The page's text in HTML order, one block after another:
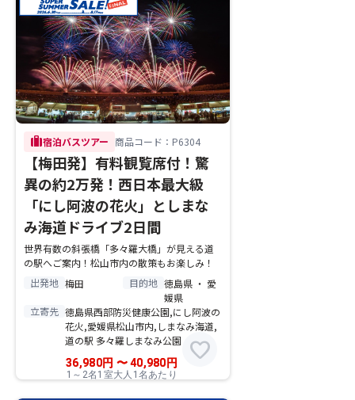
trip宿泊バスツアー 商品コード：P6304
【梅田発】有料観覧席付！驚
異の約2万発！西日本最大級
「にし阿波の花火」としまな
み海道ドライブ2日間
世界有数の斜張橋「多々羅大橋」が見える道
の駅へご案内！松山市内の散策もお楽しみ！
出発地 梅田 目的地 徳島県 ・ 愛
媛県
立寄先 徳島県西部防災健康公園,にし阿波の
花火,愛媛県松山市内,しまなみ海道,
道の駅 多々羅しまなみ公園
36,980円 〜40,980 円
1～2名1室大人1名あたり
favorite